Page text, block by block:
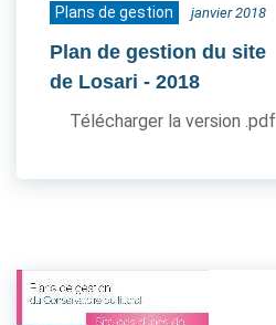
Plans de gestion janvier 2018
Plan de gestion du site
de Losari - 2018
Télécharger la version .pdf